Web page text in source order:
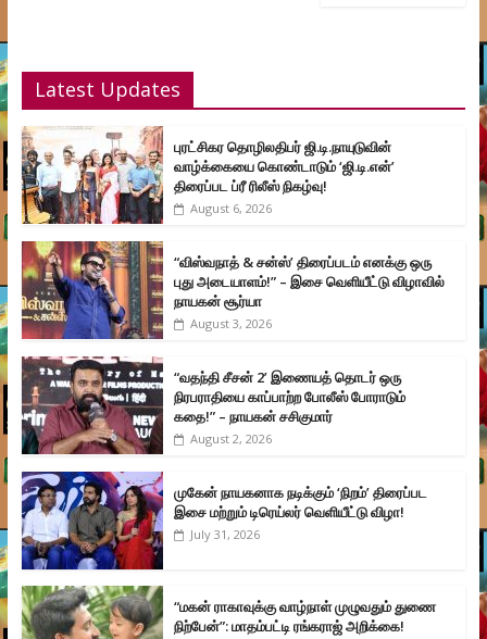
Latest Updates
புரட்சிகர தொழிலதிபர் ஜி.டி.நாயுடுவின்
வாழ்க்கையை கொண்டாடும் ‘ஜி.டி.என்’
திரைப்பட ப்ரீ ரிலீஸ் நிகழ்வு!
August 6, 2026
“விஸ்வநாத் & சன்ஸ்’ திரைப்படம் எனக்கு ஒரு
புது அடையாளம்!” – இசை வெளியீட்டு விழாவில்
நாயகன் சூர்யா
August 3, 2026
“வதந்தி சீசன் 2’ இணையத் தொடர் ஒரு
நிரபராதியை காப்பாற்ற போலீஸ் போராடும்
கதை!” – நாயகன் சசிகுமார்
August 2, 2026
முகேன் நாயகனாக நடிக்கும் ‘நிறம்’ திரைப்பட
இசை மற்றும் டிரெய்லர் வெளியீட்டு விழா!
July 31, 2026
“மகன் ராகாவுக்கு வாழ்நாள் முழுவதும் துணை
நிற்பேன்”: மாதம்பட்டி ரங்கராஜ் அறிக்கை!